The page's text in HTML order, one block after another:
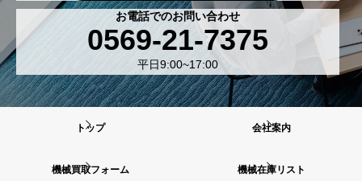
お電話でのお問い合わせ
0569-21-7375
平日9:00~17:00
トップ 会社案内
機械買取フォーム 機械在庫リスト